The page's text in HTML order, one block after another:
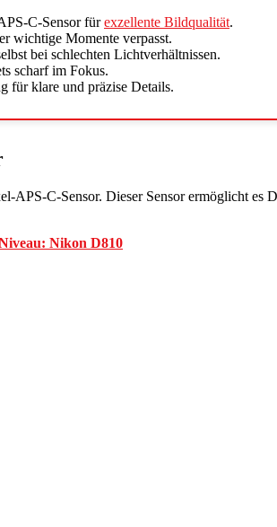
C-Sensor fürexzellente Bildqualität.
wichtige Momente verpasst.
bei schlechten Lichtverhältnissen.
scharf im Fokus.
für klare und präzise Details.
APS-C-Sensor. Dieser Sensor ermöglicht es
Nikon D810